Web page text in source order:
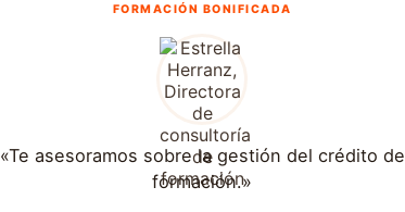
FORMACIÓN BONIFICADA
«Te asesoramos sobre la gestión del crédito de
formación.»